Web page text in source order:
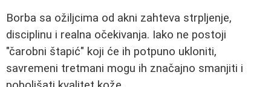
Borba sa ožiljcima od akni zahteva strpljenje,
disciplinu i realna očekivanja. Iako ne postoji
"čarobni štapić" koji će ih potpuno ukloniti,
savremeni tretmani mogu ih značajno smanjiti i